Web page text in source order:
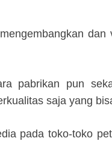
dan
pabrikan pun
saja yang
pada toko-toko